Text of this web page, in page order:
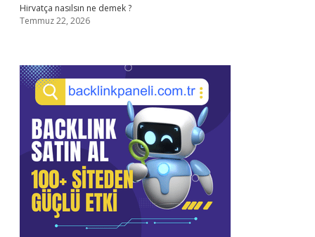
Hirvatça nasılsın ne demek ?
Temmuz 22, 2026